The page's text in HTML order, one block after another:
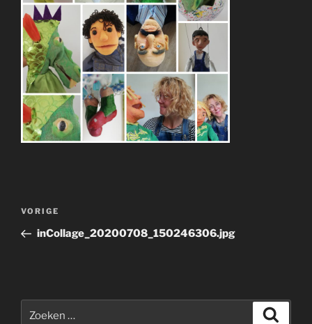
Bericht
Vorig
bericht
VORIGE
inCollage_20200708_150246306.jpg